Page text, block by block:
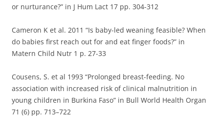
or nurturance?” in J Hum Lact 17 pp. 304-312
Cameron K et al. 2011 “Is baby-led weaning feasible? When
do babies first reach out for and eat finger foods?” in
Matern Child Nutr 1 p. 27-33
Cousens, S. et al 1993 “Prolonged breast-feeding. No
association with increased risk of clinical malnutrition in
young children in Burkina Faso” in Bull World Health Organ
71 (6) pp. 713–722